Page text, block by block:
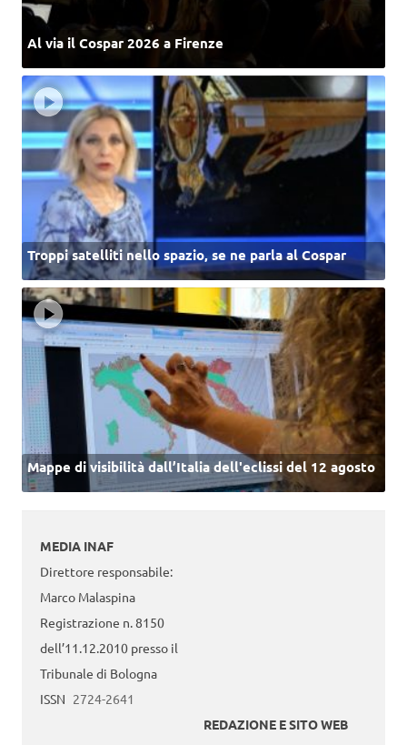
Al via il Cospar 2026 a Firenze
Troppi satelliti nello spazio, se ne parla al Cospar
Mappe di visibilità dall’Italia dell'eclissi del 12 agosto
MEDIA INAF
Direttore responsabile:
Marco Malaspina
Registrazione n. 8150
dell’11.12.2010 presso il
Tribunale di Bologna
ISSN 2724-2641
REDAZIONE E SITO WEB